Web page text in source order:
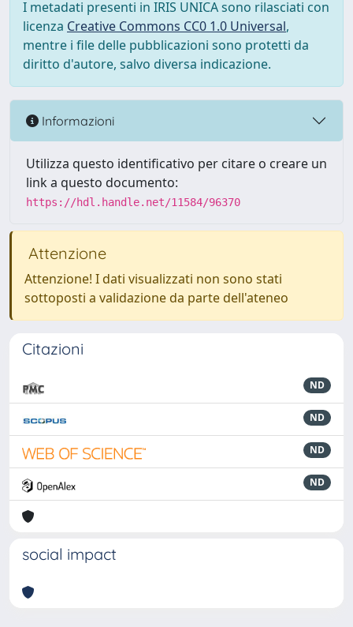
I metadati presenti in IRIS UNICA sono rilasciati con
licenza Creative Commons CC0 1.0 Universal,
mentre i file delle pubblicazioni sono protetti da
diritto d'autore, salvo diversa indicazione.
Informazioni
Utilizza questo identificativo per citare o creare un
link a questo documento:
https://hdl.handle.net/11584/96370
Attenzione
Attenzione! I dati visualizzati non sono stati
sottoposti a validazione da parte dell'ateneo
Citazioni
ND
ND
ND
ND
social impact